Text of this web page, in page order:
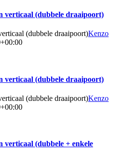
verticaal (dubbele draaipoort)
(dubbele draaipoort)Kenzo
verticaal (dubbele draaipoort)
(dubbele draaipoort)Kenzo
verticaal (dubbele + enkele